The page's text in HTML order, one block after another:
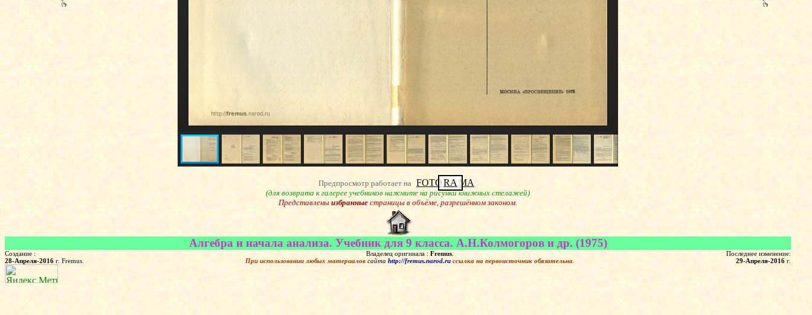
Предпросмотр работает на FOTORA MA
(для возврата к галерее учебников нажмите на рисунки книжных стелажей)
Представлены избранныестраницы в объёме, разрешённом законом.
Алгебра и начала анализа. Учебник для 9 класса. А.Н.Колмогоров и др. (1975)
Создание :
28-Апреля-2016 г. Fremus.
Владелец оригинала : Fremus.
При использовании любых материаловсайта http://fremus.narod.ru ссылка на первоисточник обязательна.
Последнее изменение:
29-Апреля-2016 г.